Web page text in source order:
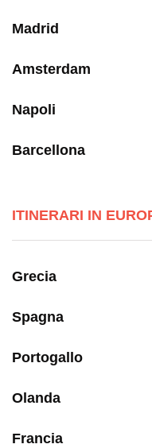
Madrid
Amsterdam
Napoli
Barcellona
ITINERARI IN
Grecia
Spagna
Portogallo
Olanda
Francia